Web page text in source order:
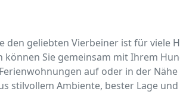
den geliebten Vierbeiner ist für viele
können Sie gemeinsam mit Ihrem
auf oder in der
stilvollem Ambiente, bester Lage